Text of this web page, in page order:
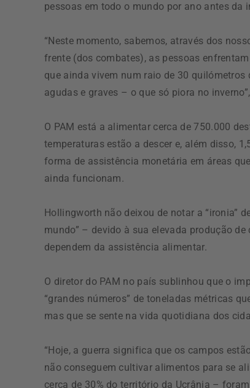
pessoas em todo o mundo por ano antes da
“Neste momento, sabemos, através dos
frente (dos combates), as pessoas
que ainda vivem num raio de 30
agudas e graves – o que só piora no
O PAM está a alimentar cerca de 750.000
temperaturas estão a descer e, além disso,
forma de assistência monetária em áreas
ainda funcionam.
Hollingworth não deixou de notar a “ironia”
mundo” – devido à sua elevada produção
dependem da assistência alimentar.
O diretor do PAM no país sublinhou que o
“grandes números” de toneladas métricas
mas que se sente na vida quotidiana dos
“Hoje, a guerra significa que os campos
não conseguem cultivar alimentos para se
cerca de 30% do território da Ucrânia –